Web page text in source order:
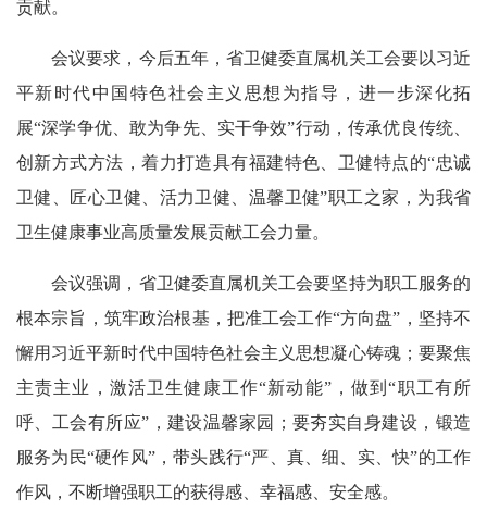
贡献。
会议要求，今后五年，省卫健委直属机关工会要以习近
平新时代中国特色社会主义思想为指导，进一步深化拓
展“深学争优、敢为争先、实干争效”行动，传承优良传统、
创新方式方法，着力打造具有福建特色、卫健特点的“忠诚
卫健、匠心卫健、活力卫健、温馨卫健”职工之家，为我省
卫生健康事业高质量发展贡献工会力量。
会议强调，省卫健委直属机关工会要坚持为职工服务的
根本宗旨，筑牢政治根基，把准工会工作“方向盘”，坚持不
懈用习近平新时代中国特色社会主义思想凝心铸魂；要聚焦
主责主业，激活卫生健康工作“新动能”，做到“职工有所
呼、工会有所应”，建设温馨家园；要夯实自身建设，锻造
服务为民“硬作风”，带头践行“严、真、细、实、快”的工作
作风，不断增强职工的获得感、幸福感、安全感。